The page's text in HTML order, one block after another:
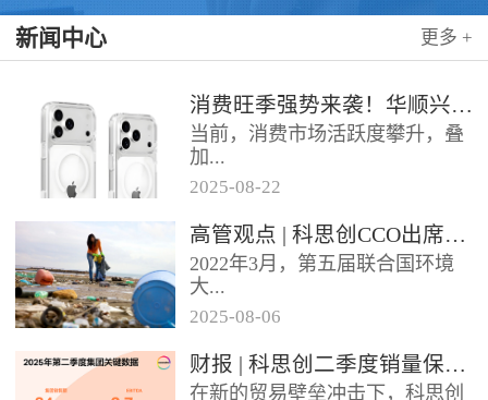
新闻中心 更多 +
消费旺季强势来袭！华顺兴业携手科思创 TPU，为手机护套行业注入破局新动能，抢占市场制高点
当前，消费市场活跃度攀升，叠
加...
各类促销节点临近，手机护套行
业迎来传统销售旺季，市场对高
品质、高性能产品的需求持续走
高。华...
2025-08-22
高管观点 | 科思创CCO出席全球塑料公约大会
2022年3月，第五届联合国环境
大...
会决定成立政府间谈判委员会
（INC），计划通过5次会议在
2025-08-06
财报 | 科思创二季度销量保持稳定，但动荡环境拖累业绩
在新的贸易壁垒冲击下，科思创